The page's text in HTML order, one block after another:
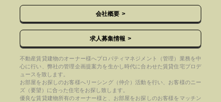
会社概要
求人募集情報
不動産賃貸建物のオーナー様へプロパティマネジメント（管理）業務を中
心に行い、弊社の管理企画提案力を生かし時代に合わせた賃貸住宅プロデ
ュースを致します。
お部屋をお探しのお客様へリーシング（仲介）活動を行い、お客様のニー
ズ（要望）に合った住宅をお探し致します。
優良な賃貸建物所有のオーナー様と、お部屋をお探しのお客様をマッチン